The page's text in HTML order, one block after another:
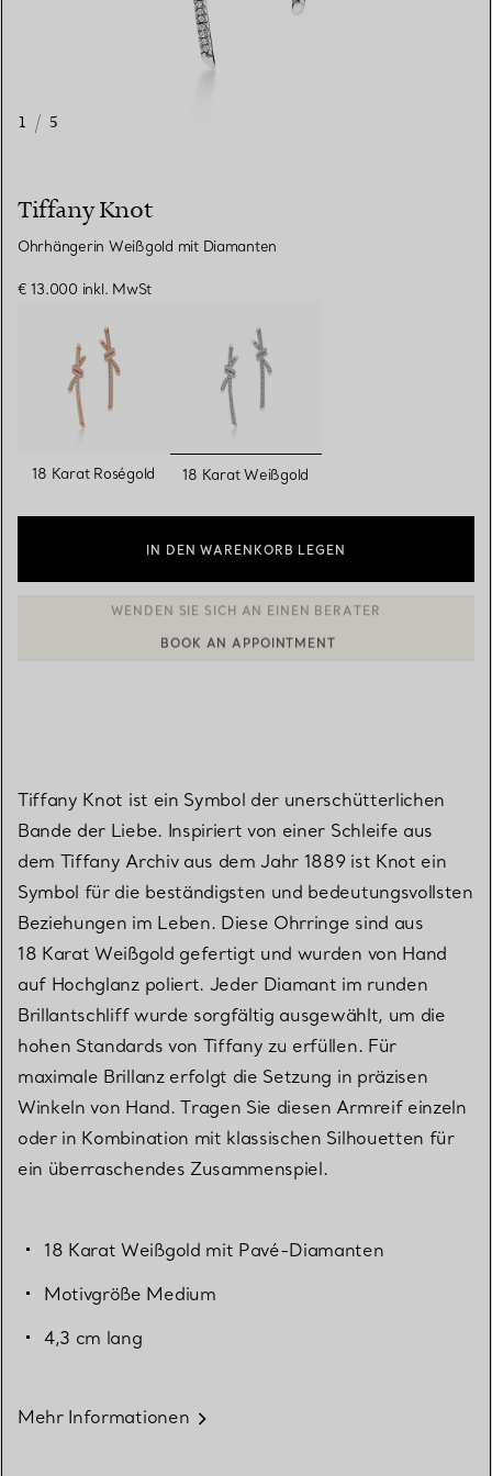
1 / 5
Tiffany Knot
Ohrhängerin Weißgold mit Diamanten
€ 13.000 inkl. MwSt
18 Karat Roségold ausgewählt
18 Karat Weißgold
IN DEN WARENKORB LEGEN
EINEN KUNDENBERATER KONTAKTIEREN ODER EINEN
Tiffany Knot ist ein Symbol der unerschütterlichen
Bande der Liebe. Inspiriert von einer Schleife aus
dem Tiffany Archiv aus dem Jahr 1889 ist Knot ein
Symbol für die beständigsten und bedeutungsvollsten
Beziehungen im Leben. Diese Ohrringe sind aus
18 Karat Weißgold gefertigt und wurden von Hand
auf Hochglanz poliert. Jeder Diamant im runden
Brillantschliff wurde sorgfältig ausgewählt, um die
hohen Standards von Tiffany zu erfüllen. Für
maximale Brillanz erfolgt die Setzung in präzisen
Winkeln von Hand. Tragen Sie diesen Armreif einzeln
oder in Kombination mit klassischen Silhouetten für
ein überraschendes Zusammenspiel.
18 Karat Weißgold mit Pavé-Diamanten
Motivgröße Medium
4,3 cm lang
Mehr Informationen